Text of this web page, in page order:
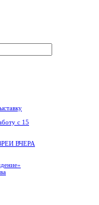
с 15
ВЧЕРА